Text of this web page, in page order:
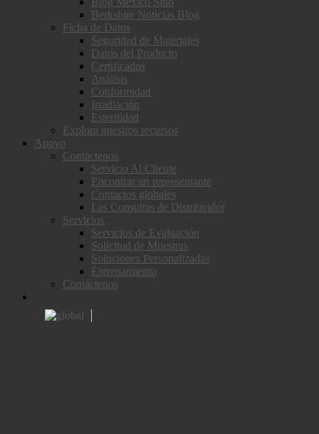
Berkshire Noticias Blog
Ficha de Datos
Seguridad de Materiales
Datos del Producto
Certificados
Análisis
Conformidad
Irradiación
Esterilidad
Explora nuestros recursos
Apoyo
Contáctenos
Servicio Al Cliente
Encontrar un representante
Contactos globales
Las Consultas de Distribuidor
Servicios
Servicios de Evaluación
Solicitud de Muestras
Soluciones Personalizadas
Entrenamiento
Contáctenos